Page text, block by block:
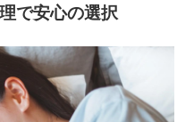
で安心の選択